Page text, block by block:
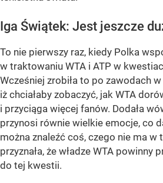
Iga Świątek: Jest jeszcze
To nie pierwszy raz, kiedy Polka
w traktowaniu WTA i ATP w
Wcześniej zrobiła to po zawodach
iż chciałaby zobaczyć, jak WTA
i przyciąga więcej fanów. Dodała
przynosi równie wielkie emocje, co
można znaleźć coś, czego nie ma w
przyznała, że władze WTA powinny
do tej kwestii.